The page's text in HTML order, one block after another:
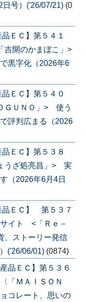
号）('26/07/21) (0
ＥＣ】第５４１
開のかまぼこ」>
黒字化（2026年6
ＥＣ】第５４０
ＧＵＮＯ」> 使う
評判広まる（2026
ＥＣ】第５３８
うざ処亮昌」> 実
（2026年6月4日
品ＥＣ】 第５３７
イト <「Ｒｅ－
、ストーリー発信
('26/06/01) (0874)
品ＥＣ】第５３６
「ＭＡＩＳＯＮ
コレート、思いの